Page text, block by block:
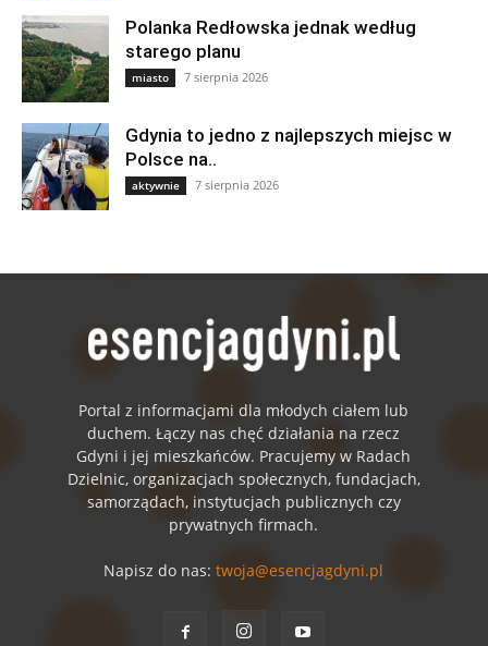
Polanka Redłowska jednak według
starego planu
miasto 7 sierpnia 2026
Gdynia to jedno z najlepszych miejsc w
Polsce na..
aktywnie 7 sierpnia 2026
Portal z informacjami dla młodych ciałem lub
duchem. Łączy nas chęć działania na rzecz
Gdyni i jej mieszkańców. Pracujemy w Radach
Dzielnic, organizacjach społecznych, fundacjach,
samorządach, instytucjach publicznych czy
prywatnych firmach.
Napisz do nas:twoja@esencjagdyni.pl